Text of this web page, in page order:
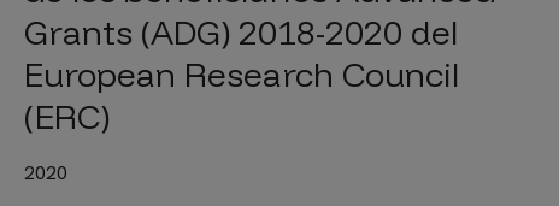
Grants (ADG) 2018-2020 del
European Research Council
(ERC)
2020